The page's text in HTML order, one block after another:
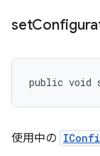
set
public void
使用中の